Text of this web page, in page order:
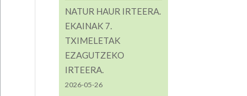
NATUR HAUR IRTEERA.
EKAINAK 7.
TXIMELETAK
EZAGUTZEKO
IRTEERA.
2026-05-26